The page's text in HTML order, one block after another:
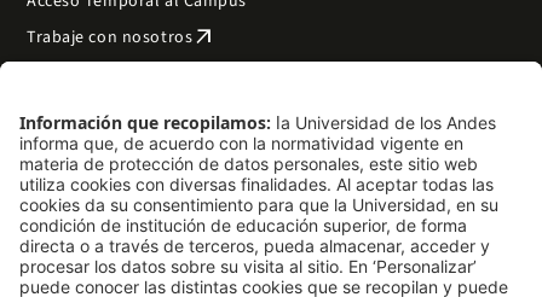
Trabaje con nosotrosarrow_outward
Preguntas frecuentes
Filantropía y donacionesarrow_outward
Mapa del sitio arrow_outward
Síguenos